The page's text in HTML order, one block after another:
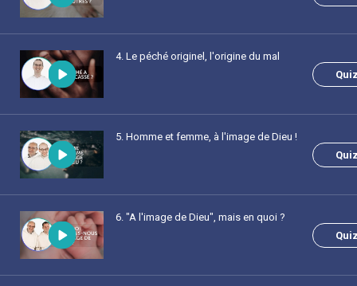
4. Le péché originel, l'origine du mal
5. Homme et femme, à l'image de Dieu !
6. "A l'image de Dieu", mais en quoi ?